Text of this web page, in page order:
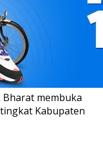
membuka
Kabupaten